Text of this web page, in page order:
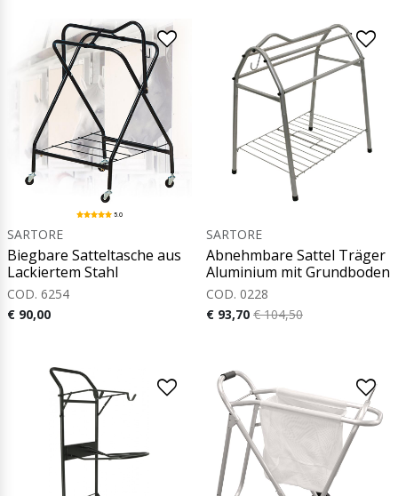
5.0
SARTORE
Biegbare Satteltasche aus
Lackiertem Stahl
COD. 6254
€ 90,00
SARTORE
Abnehmbare Sattel Träger
Aluminium mit Grundboden
COD. 0228
€ 93,70 € 104,50